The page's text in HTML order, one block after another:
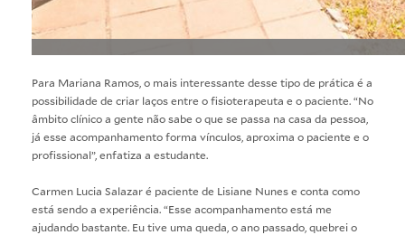
Para Mariana Ramos, o mais interessante desse tipo de prática é a
possibilidade de criar laços entre o fisioterapeuta e o paciente. “No
âmbito clínico a gente não sabe o que se passa na casa da pessoa,
já esse acompanhamento forma vínculos, aproxima o paciente e o
profissional”, enfatiza a estudante.
Carmen Lucia Salazar é paciente de Lisiane Nunes e conta como
está sendo a experiência. “Esse acompanhamento está me
ajudando bastante. Eu tive uma queda, o ano passado, quebrei o